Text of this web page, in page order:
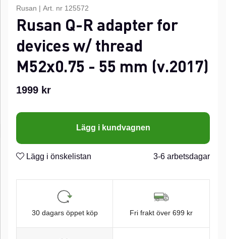
Rusan | Art. nr 125572
Rusan Q-R adapter for
devices w/ thread
M52x0.75 - 55 mm (v.2017)
1999 kr
Lägg i kundvagnen
Lägg i önskelistan 3-6 arbetsdagar
30 dagars öppet köp Fri frakt över 699 kr